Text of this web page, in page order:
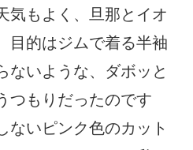
気もよく、旦那とイオ
目的はジムで着る半袖
ないような、ダボッと
つもりだったのです
ないピンク色のカット